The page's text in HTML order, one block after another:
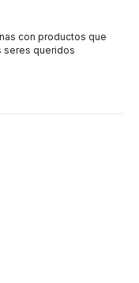
con productos que
seres queridos